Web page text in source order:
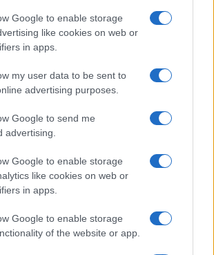
Google to enable storage
like cookies on web or
in apps.
my user data to be sent to
advertising purposes.
Google to send me
advertising.
Google to enable storage
like cookies on web or
in apps.
Google to enable storage
of the website or app.
de segunda mano en